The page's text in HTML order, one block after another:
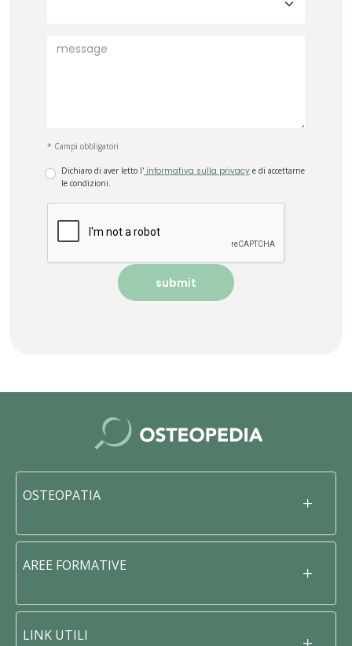
* Campi obbligatori
Dichiaro di aver letto l' informativa sulla privacy e di accettarne
le condizioni.
OSTEOPATIA
AREE FORMATIVE
LINK UTILI